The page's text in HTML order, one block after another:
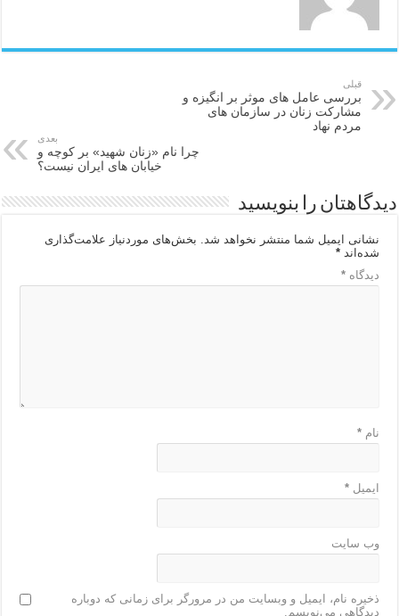
قبلی
بررسی عامل های موثر بر انگیزه و
مشارکت زنان در سازمان های
مردم نهاد
بعدی
چرا نام «زنان شهید» بر کوچه و
خیابان های ایران نیست؟
دیدگاهتان را بنویسید
نشانی ایمیل شما منتشر نخواهد شد.
بخش‌های موردنیاز علامت‌گذاری
شده‌اند*
دیدگاه*
نام*
ایمیل*
وب‌ سایت
ذخیره نام، ایمیل و وبسایت من در مرورگر برای زمانی که دوباره
دیدگاهی می‌نویسم.